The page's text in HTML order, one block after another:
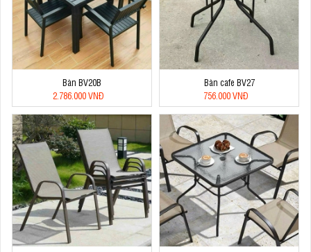
Bàn BV20B
2.786.000 VNĐ
Bàn cafe BV27
756.000 VNĐ